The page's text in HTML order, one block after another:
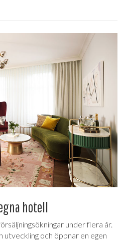
hotell
under flera år.
utveckling och öppnar en egen